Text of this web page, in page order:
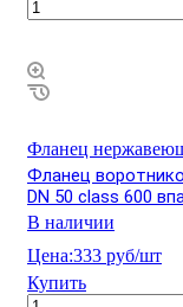
Фланец
Фланец
DN 50 class 600
В наличии
Цена:333 руб/шт
Купить